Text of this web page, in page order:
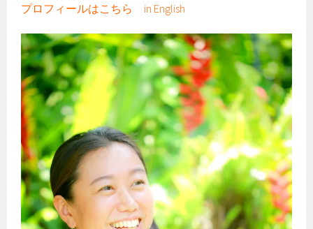
プロフィールはこちら in English